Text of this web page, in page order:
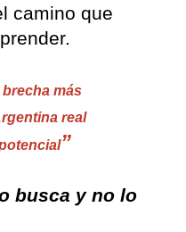
camino que
más
real
”
busca y no lo